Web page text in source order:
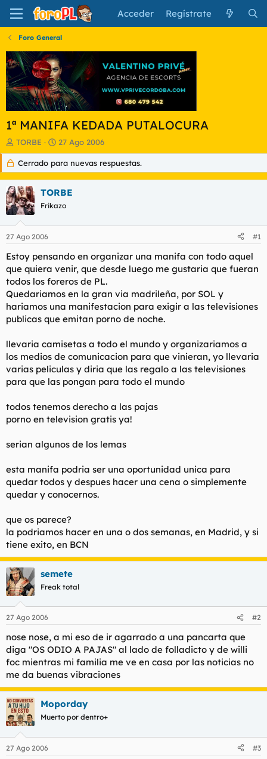
Acceder Regístrate
Foro General
1ª MANIFA KEDADA PUTALOCURA
I
n
c
i
a
d
o
r
d
l
t
e
m
TORBE
F
e
c
h
d
e
n
i
o
27 Ago 2006
Cerrado para nuevas respuestas.
TORBE
Frikazo
27 Ago 2006 #1
Estoy pensando en organizar una manifa con todo aquel
que quiera venir, que desde luego me gustaria que fueran
todos los foreros de PL.
Quedariamos en la gran via madrileña, por SOL y
hariamos una manifestacion para exigir a las televisiones
publicas que emitan porno de noche.
llevaria camisetas a todo el mundo y organizariamos a
los medios de comunicacion para que vinieran, yo llevaria
varias peliculas y diria que las regalo a las televisiones
para que las pongan para todo el mundo
todos tenemos derecho a las pajas
porno en television gratis ya!
serian algunos de los lemas
esta manifa podria ser una oportunidad unica para
quedar todos y despues hacer una cena o simplemente
quedar y conocernos.
que os parece?
la podriamos hacer en una o dos semanas, en Madrid, y si
tiene exito, en BCN
semete
Freak total
27 Ago 2006 #2
nose nose, a mi eso de ir agarrado a una pancarta que
diga "OS ODIO A PAJAS" al lado de folladicto y de willi
foc mientras mi familia me ve en casa por las noticias no
me da buenas vibraciones
Moporday
Muerto por dentro+
27 Ago 2006 #3